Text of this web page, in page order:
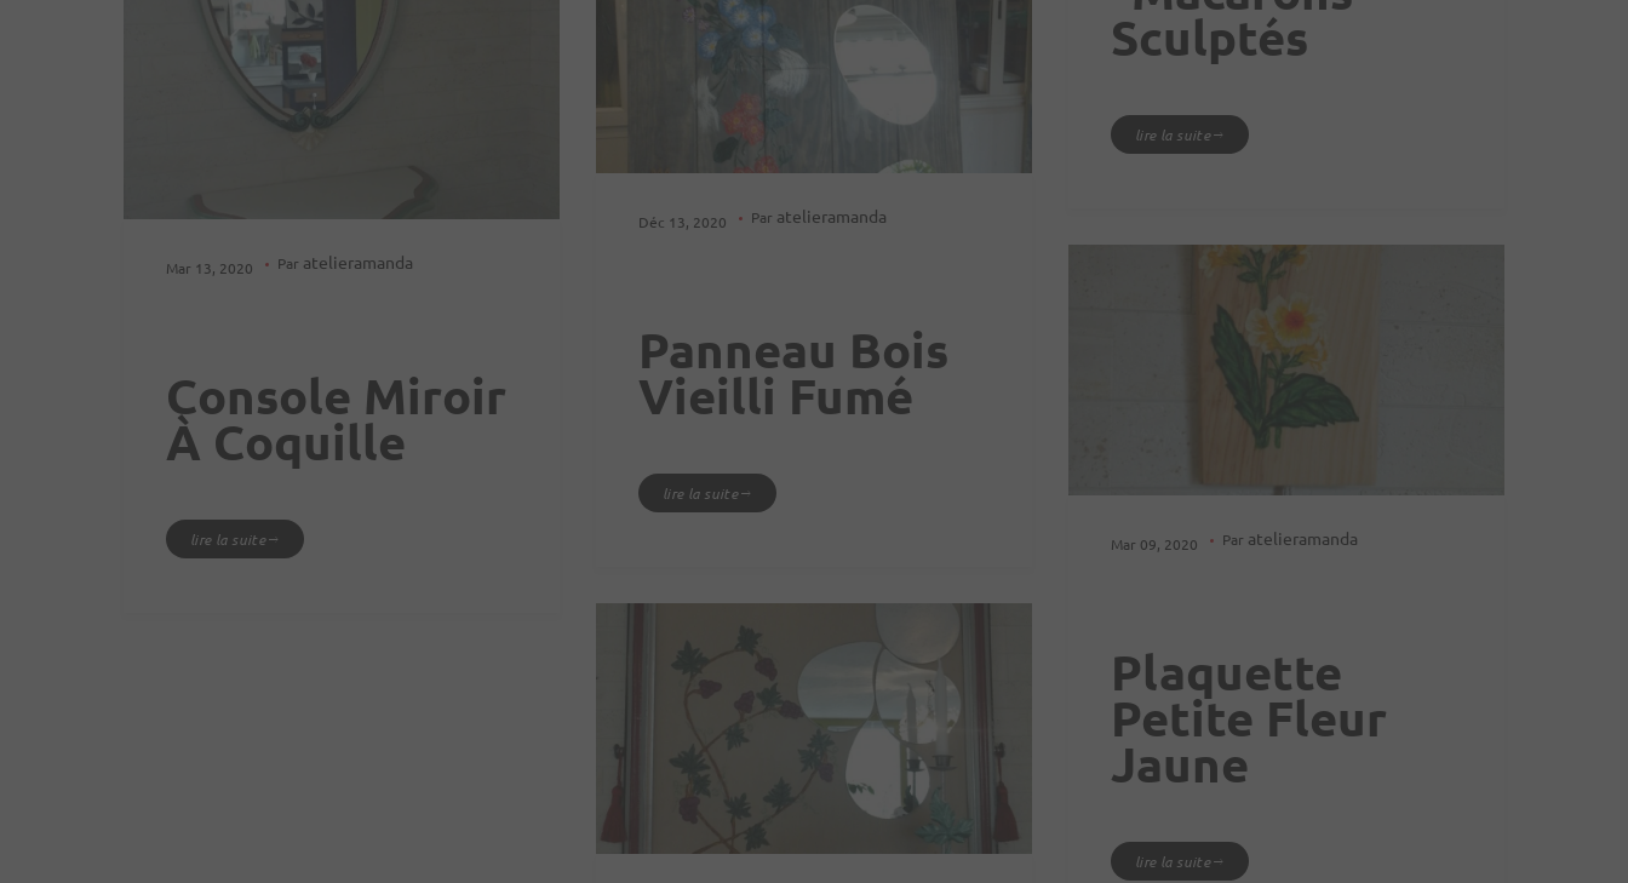
Sculptés
lire la suite
Déc 13, 2020 Par atelieramanda
Panneau Bois
Vieilli Fumé
lire la suite
Mar 13, 2020 Par atelieramanda
Console Miroir
À Coquille
lire la suite Mar 09, 2020 Par atelieramanda
Plaquette
Petite Fleur
Jaune
lire la suite